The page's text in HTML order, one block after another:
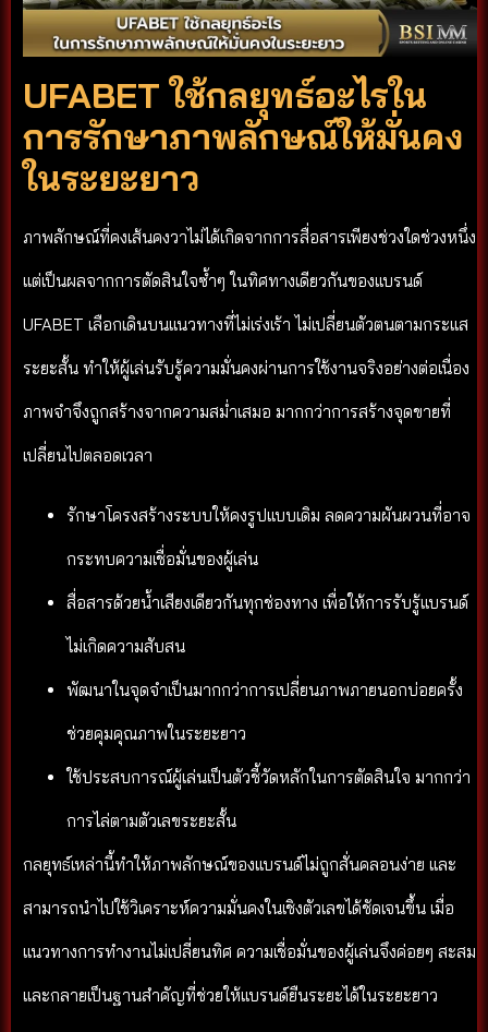
UFABET ใช้กลยุทธ์อะไรใน
การรักษาภาพลักษณ์ให้มั่นคง
ในระยะยาว
ภาพลักษณ์ที่คงเส้นคงวาไม่ได้เกิดจากการสื่อสารเพียงช่วงใดช่วงหนึ่ง
แต่เป็นผลจากการตัดสินใจซ้ำๆ ในทิศทางเดียวกันของแบรนด์
UFABET เลือกเดินบนแนวทางที่ไม่เร่งเร้า ไม่เปลี่ยนตัวตนตามกระแส
ระยะสั้น ทำให้ผู้เล่นรับรู้ความมั่นคงผ่านการใช้งานจริงอย่างต่อเนื่อง
ภาพจำจึงถูกสร้างจากความสม่ำเสมอ มากกว่าการสร้างจุดขายที่
เปลี่ยนไปตลอดเวลา
รักษาโครงสร้างระบบให้คงรูปแบบเดิม ลดความผันผวนที่อาจ
กระทบความเชื่อมั่นของผู้เล่น
สื่อสารด้วยน้ำเสียงเดียวกันทุกช่องทาง เพื่อให้การรับรู้แบรนด์
ไม่เกิดความสับสน
พัฒนาในจุดจำเป็นมากกว่าการเปลี่ยนภาพภายนอกบ่อยครั้ง
ช่วยคุมคุณภาพในระยะยาว
ใช้ประสบการณ์ผู้เล่นเป็นตัวชี้วัดหลักในการตัดสินใจ มากกว่า
การไล่ตามตัวเลขระยะสั้น
กลยุทธ์เหล่านี้ทำให้ภาพลักษณ์ของแบรนด์ไม่ถูกสั่นคลอนง่าย และ
สามารถนำไปใช้วิเคราะห์ความมั่นคงในเชิงตัวเลขได้ชัดเจนขึ้น เมื่อ
แนวทางการทำงานไม่เปลี่ยนทิศ ความเชื่อมั่นของผู้เล่นจึงค่อยๆ สะสม
และกลายเป็นฐานสำคัญที่ช่วยให้แบรนด์ยืนระยะได้ในระยะยาว